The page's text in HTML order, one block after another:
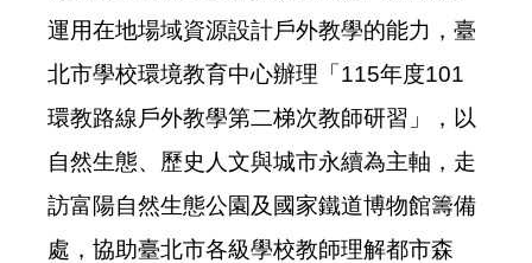
運用在地場域資源設計戶外教學的能力，臺
北市學校環境教育中心辦理「115年度101
環教路線戶外教學第二梯次教師研習」，以
自然生態、歷史人文與城市永續為主軸，走
訪富陽自然生態公園及國家鐵道博物館籌備
處，協助臺北市各級學校教師理解都市森